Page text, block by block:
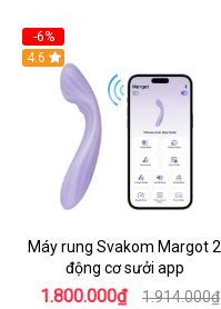
-6%
4.6
Máy rung Svakom Margot 2
động cơ sưởi app
1.800.000₫ 1.914.000₫